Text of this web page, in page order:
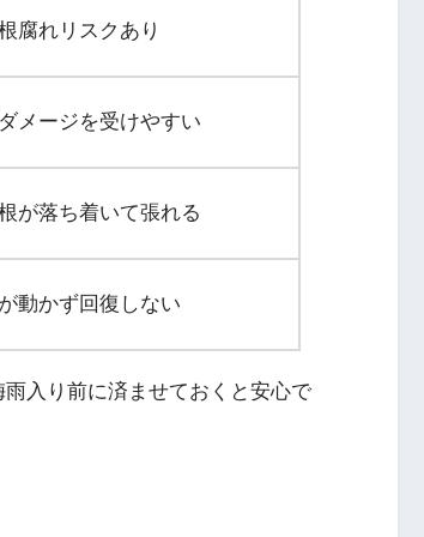
腐れリスクあり
メージを受けやすい
が落ち着いて張れる
動かず回復しない
入り前に済ませておくと安心で